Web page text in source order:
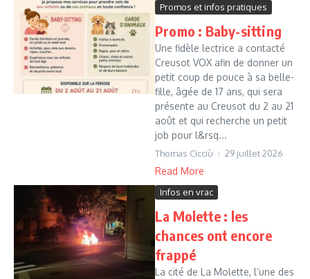
Promos et infos pratiques
Promo : Baby-sitting
Une fidèle lectrice a contacté
Creusot VOX afin de donner un
petit coup de pouce à sa belle-
fille, âgée de 17 ans, qui sera
présente au Creusot du 2 au 21
août et qui recherche un petit
job pour l&rsq...
Thomas Cicciù 29 juillet 2026
Read More
Infos en vrac
La Molette : les
chances ont encore
frappé
La cité de La Molette, l’une des